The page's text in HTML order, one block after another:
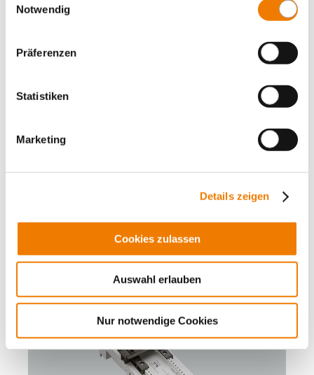
Notwendig
Präferenzen
Statistiken
Marketing
Details zeigen
Cookies zulassen
Auswahl erlauben
Nur notwendige Cookies
Шинный адаптер 63 A
55 x 260, с проводами AWG 8 (10 мм²)
More